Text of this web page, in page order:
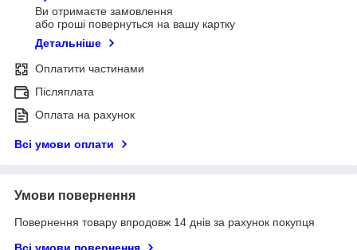
Ви отримаєте замовлення
або гроші повернуться на вашу картку
Детальніше
Оплатити частинами
Післяплата
Оплата на рахунок
Всі умови оплати
Умови повернення
Повернення товару впродовж 14 днів за рахунок покупця